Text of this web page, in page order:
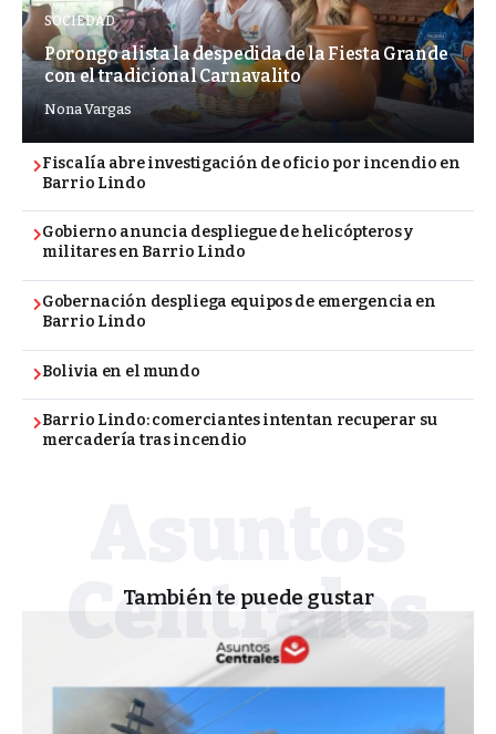
SOCIEDAD
Porongo alista la despedida de la Fiesta Grande
con el tradicional Carnavalito
Nona Vargas
Fiscalía abre investigación de oficio por incendio en
Barrio Lindo
Gobierno anuncia despliegue de helicópteros y
militares en Barrio Lindo
Gobernación despliega equipos de emergencia en
Barrio Lindo
Bolivia en el mundo
Barrio Lindo: comerciantes intentan recuperar su
mercadería tras incendio
También te puede gustar